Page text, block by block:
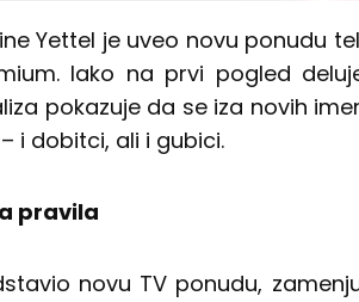
Yettel je uveo novu ponudu
Iako na prvi pogled
pokazuje da se iza novih
i dobitci, ali i gubici.
pravila
novu TV ponudu,